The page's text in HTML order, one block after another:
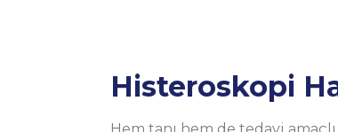
Histeroskopi